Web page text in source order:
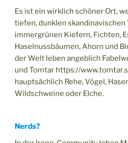
Es ist ein wirklich schöner Ort,
tiefen, dunklen skandinavischen
immergrünen Kiefern, Fichten,
Haselnussbäumen, Ahorn und
der Welt leben angeblich
und Tomtar https://
hauptsächlich Rehe, Vögel,
Wildschweine oder Elche.
Nerds?